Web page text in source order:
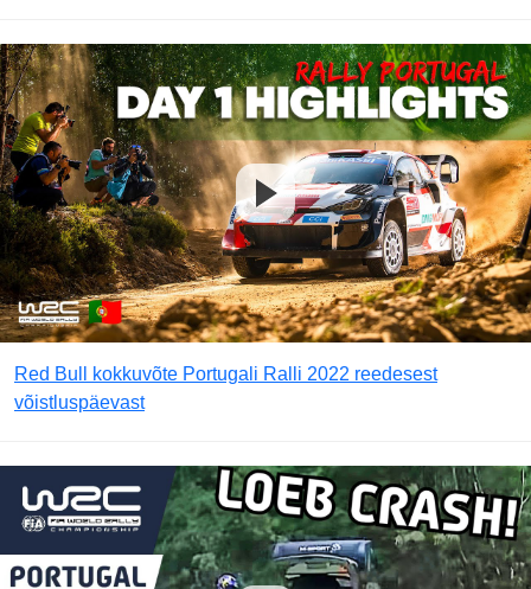
Red Bull kokkuvõte Portugali Ralli 2022 reedesest
võistluspäevast